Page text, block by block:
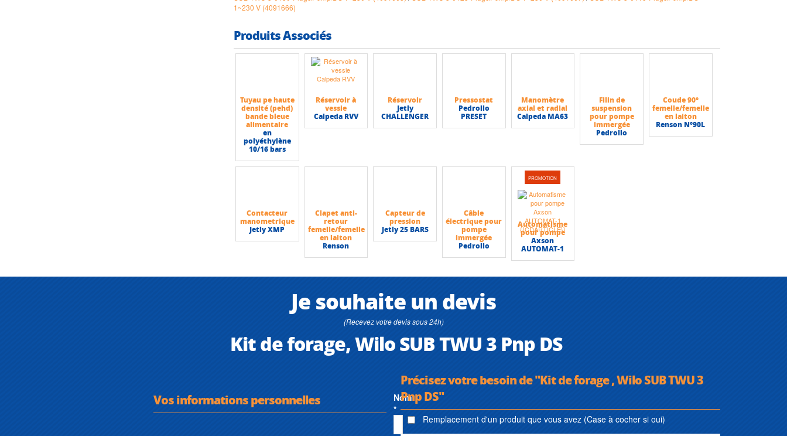
1~230 V (4091666)
Produits Associés
Tuyau pe haute
densité (pehd)
bande bleue
alimentaire
en
polyéthylène
10/16 bars
Réservoir à
vessie
Calpeda RVV
Réservoir
Jetly
CHALLENGER
Pressostat
Pedrollo
PRESET
Manomètre
axial et radial
Calpeda MA63
Filin de
suspension
pour pompe
immergée
Pedrollo
Coude 90°
femelle/femelle
en laiton
Renson N°90L
Contacteur
manometrique
Jetly XMP
Clapet anti-
retour
femelle/femelle
en laiton
Renson
Capteur de
pression
Jetly 25 BARS
Câble
électrique pour
pompe
immergée
Pedrollo
PROMOTION
Automatisme
pour pompe
Axson
AUTOMAT-1
Je souhaite un devis
(Recevez votre devis sous 24h)
Kit de forage, Wilo SUB TWU 3 Pnp DS
Vos informations personnelles
Nom
*
Précisez votre besoin de "Kit de forage , Wilo SUB TWU 3
Pnp DS"
Remplacement d'un produit que vous avez (Case à cocher si oui)